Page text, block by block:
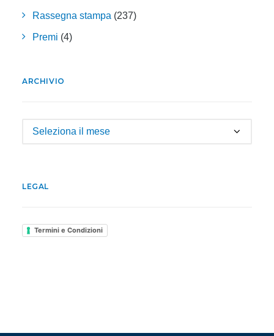
Rassegna stampa (237)
Premi (4)
ARCHIVIO
Archivio
LEGAL
Termini e Condizioni